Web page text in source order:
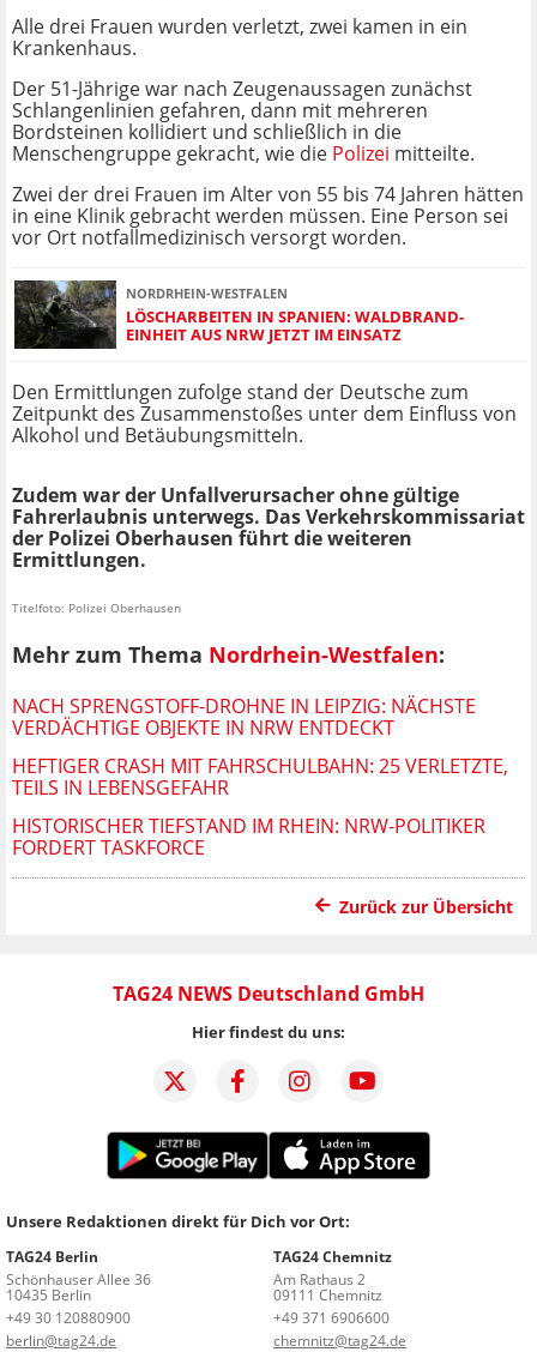
Alle drei Frauen wurden verletzt, zwei kamen in ein
Krankenhaus.
Der 51-Jährige war nach Zeugenaussagen zunächst
Schlangenlinien gefahren, dann mit mehreren
Bordsteinen kollidiert und schließlich in die
Menschengruppe gekracht, wie die Polizei mitteilte.
Zwei der drei Frauen im Alter von 55 bis 74 Jahren hätten
in eine Klinik gebracht werden müssen. Eine Person sei
vor Ort notfallmedizinisch versorgt worden.
NORDRHEIN-WESTFALEN
LÖSCHARBEITEN IN SPANIEN: WALDBRAND-
EINHEIT AUS NRW JETZT IM EINSATZ
Den Ermittlungen zufolge stand der Deutsche zum
Zeitpunkt des Zusammenstoßes unter dem Einfluss von
Alkohol und Betäubungsmitteln.
Zudem war der Unfallverursacher ohne gültige
Fahrerlaubnis unterwegs. Das Verkehrskommissariat
der Polizei Oberhausen führt die weiteren
Ermittlungen.
Titelfoto: Polizei Oberhausen
Mehr zum Thema Nordrhein-Westfalen:
NACH SPRENGSTOFF-DROHNE IN LEIPZIG: NÄCHSTE
VERDÄCHTIGE OBJEKTE IN NRW ENTDECKT
HEFTIGER CRASH MIT FAHRSCHULBAHN: 25 VERLETZTE,
TEILS IN LEBENSGEFAHR
HISTORISCHER TIEFSTAND IM RHEIN: NRW-POLITIKER
FORDERT TASKFORCE
Zurück zur Übersicht
TAG24 NEWS Deutschland GmbH
Hier findest du uns:
Unsere Redaktionen direkt für Dich vor Ort:
TAG24 Berlin
Schönhauser Allee 36
10435 Berlin
+49 30 120880900
berlin@tag24.de
TAG24 Chemnitz
Am Rathaus 2
09111 Chemnitz
+49 371 6906600
chemnitz@tag24.de